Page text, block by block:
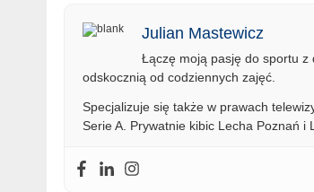
Julian Mastewicz
Łączę moją pasję do sportu
odskocznią od codziennych zajęć.
Specjalizuje się także w prawach
Serie A. Prywatnie kibic Lecha Poznań i